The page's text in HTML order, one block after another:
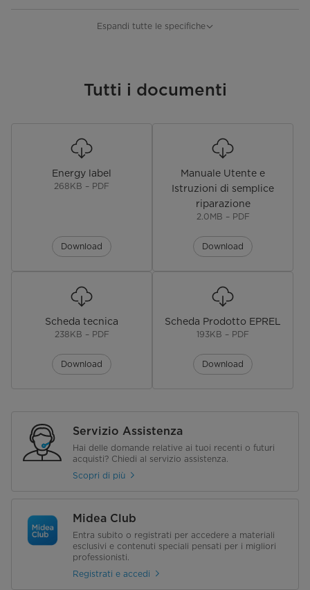
Grado di protezione IP
Temperatura max (°C)
Rivestimento tanica
Tipo elemento riscaldante Silicio Cristallino
Dimensioni
450 x 802 / Ø 450 x 962
Dimensioni Imballo (AxLxP) (mm)
418 x 388 x 665 / 458 x 411 x
760/ 505 x 465 x 795 / 505 x 465
Profilo di prelievo S / M / M / M
Peso Lordo (Kg)
Espandi tutte le specifiche
Tutti i documenti
Energy label
268KB – PDF
Download
Manuale Utente e
Istruzioni di semplice
riparazione
2.0MB – PDF
Download
Scheda tecnica
238KB – PDF
Download
Scheda Prodotto EPREL
193KB – PDF
Download
Servizio Assistenza
Hai delle domande relative ai tuoi recenti o futuri
acquisti? Chiedi al servizio assistenza.
Scopri di più
Midea Club
Entra subito o registrati per accedere a materiali
esclusivi e contenuti speciali pensati per i migliori
professionisti.
Registrati e accedi